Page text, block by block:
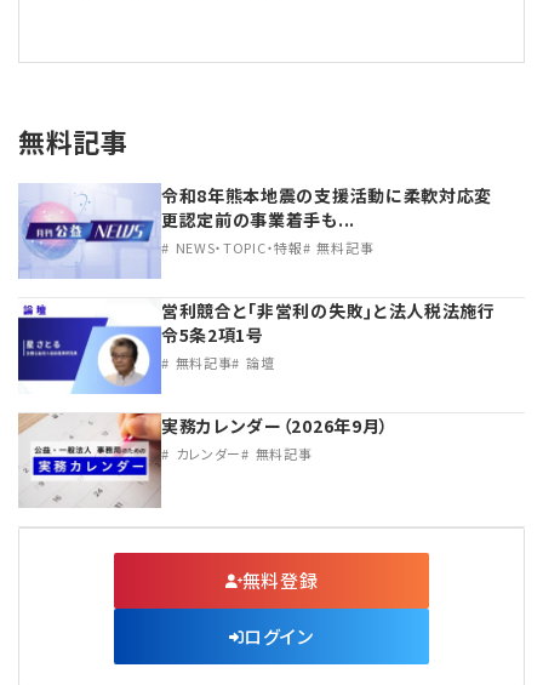
無料記事
令和8年熊本地震の支援活動に柔軟対応変
更認定前の事業着手も...
NEWS・TOPIC・特報 無料記事
営利競合と｢非営利の失敗｣と法人税法施行
令5条2項1号
無料記事 論壇
実務カレンダー（2026年9月）
カレンダー 無料記事
無料登録
ログイン